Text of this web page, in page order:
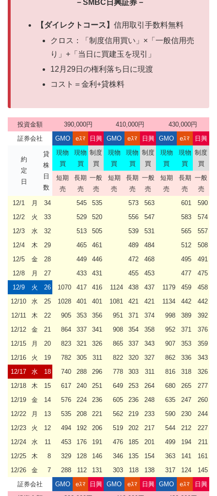
－SMBC日興証券－
【ダイレクトコース】信用取引手数料無料
クロス：「制度信用買い」×「一般信用売
り」+「当日に買建玉を現引」
12月29日の権利落ち日に現渡
コスト＝金利+貸株料
投資金額 390,000円 410,000円
430,000円
証券会社
GMO eｽﾏ 日興 GMO eｽﾏ 日興 GMO eｽﾏ 日興
約
定
日
貸
株
日
数
現物
買
現物
買
制度
買
現物
買
現物
買
制度
買
現物
買
現物
買
制度
買
短期
売
長期
売
一般
売
短期
売
長期
売
一般
売
短期
売
長期
売
一般
売
12/1
月 34 545 535 573 563 601
590
12/2
火 33 529 520 556 547 583
574
12/3
水 32 513 505 539 531 565
557
12/4
木 29 465 461 489 484 512
508
12/5
金 28 449 446 472 468 495
491
12/8
月 27 433 431 455 453 477
475
12/9
火 26 1070 417 416 1124 438 437 1179 459
458
12/10
水 25 1028 401 401 1081 421 421 1134 442
442
12/11
木 22 905 353 356 951 371 374 998 389
392
12/12
金 21 864 337 341 908 354 358 952 371
376
12/15
月 20 823 321 326 865 337 343 907 353
359
12/16
火 19 782 305 311 822 320 327 862 336
343
12/17
水 18 740 288 296 778 303 311 816 318
326
12/18
木 15 617 240 251 649 253 264 680 265
277
12/19
金 14 576 224 236 605 236 248 635 247
260
12/22
月 13 535 208 221 562 219 233 590 230
244
12/23
火 12 494 192 206 519 202 217 544 212
227
12/24
水 11 453 176 191 476 185 201 499 194
211
12/25
木 8 329 128 146 346 135 154 363 141
161
12/26
金 7 288 112 131 303 118 138 317 124
145
証券会社
GMO eｽﾏ 日興 GMO eｽﾏ 日興 GMO eｽﾏ
日興